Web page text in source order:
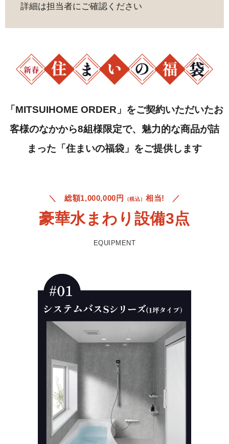
詳細は担当者にご確認ください
「MITSUIHOME ORDER」をご契約いただいたお
客様のなかから8組様限定で、魅力的な商品が詰
まった「住まいの福袋」をご提供します
＼ 総額1,000,000円 （税込） 相当! ／
豪華水まわり設備3点
EQUIPMENT